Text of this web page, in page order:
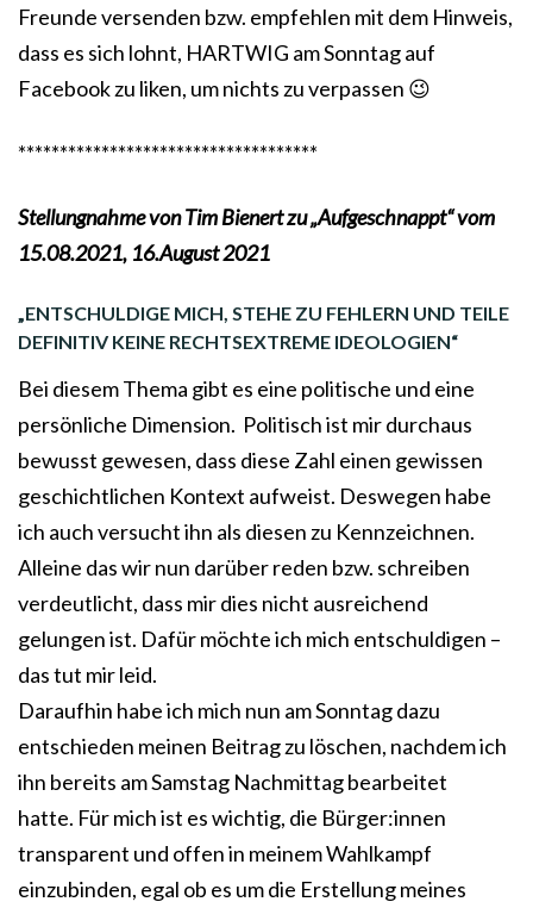
Freunde versenden bzw. empfehlen mit dem Hinweis,
dass es sich lohnt, HARTWIG am Sonntag auf
Facebook zu liken, um nichts zu verpassen 😉
************************************
Stellungnahme von Tim Bienert zu „Aufgeschnappt“ vom
15.08.2021, 16.August 2021
„ENTSCHULDIGE MICH, STEHE ZU FEHLERN UND TEILE
DEFINITIV KEINE RECHTSEXTREME IDEOLOGIEN“
Bei diesem Thema gibt es eine politische und eine
persönliche Dimension. Politisch ist mir durchaus
bewusst gewesen, dass diese Zahl einen gewissen
geschichtlichen Kontext aufweist. Deswegen habe
ich auch versucht ihn als diesen zu Kennzeichnen.
Alleine das wir nun darüber reden bzw. schreiben
verdeutlicht, dass mir dies nicht ausreichend
gelungen ist. Dafür möchte ich mich entschuldigen –
das tut mir leid.
Daraufhin habe ich mich nun am Sonntag dazu
entschieden meinen Beitrag zu löschen, nachdem ich
ihn bereits am Samstag Nachmittag bearbeitet
hatte. Für mich ist es wichtig, die Bürger:innen
transparent und offen in meinem Wahlkampf
einzubinden, egal ob es um die Erstellung meines